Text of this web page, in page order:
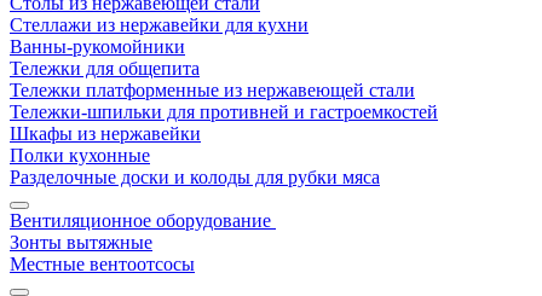
Стеллажи из нержавейки для кухни
Ванны-рукомойники
Тележки для общепита
Тележки платформенные из нержавеющей стали
Тележки-шпильки для противней и гастроемкостей
Шкафы из нержавейки
Полки кухонные
Разделочные доски и колоды для рубки мяса
Вентиляционное оборудование
Зонты вытяжные
Местные вентоотсосы